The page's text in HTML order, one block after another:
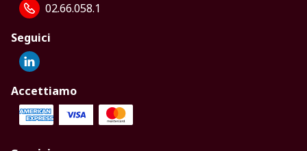
02.66.058.1
Seguici
Accettiamo